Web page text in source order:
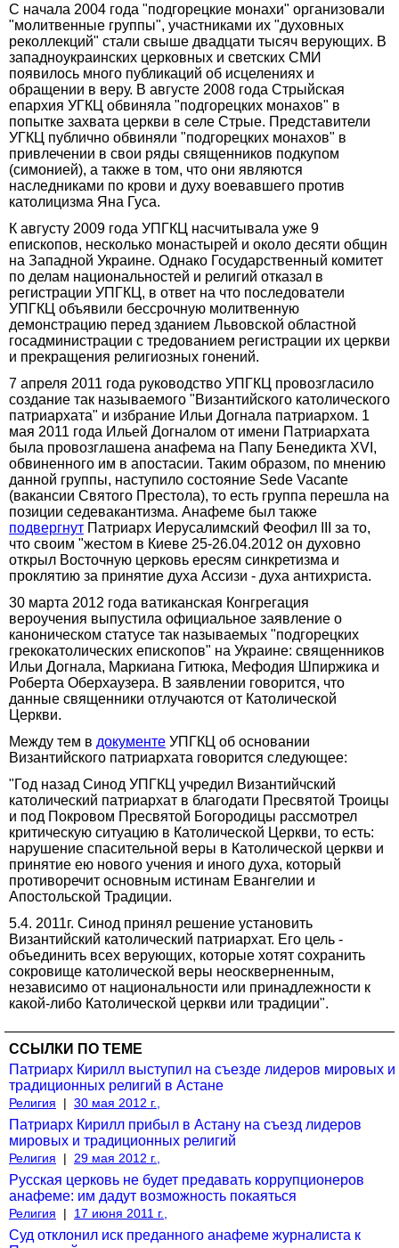
С начала 2004 года "подгорецкие монахи" организовали
"молитвенные группы", участниками их "духовных
реколлекций" стали свыше двадцати тысяч верующих. В
западноукраинских церковных и светских СМИ
появилось много публикаций об исцелениях и
обращении в веру. В августе 2008 года Стрыйская
епархия УГКЦ обвиняла "подгорецких монахов" в
попытке захвата церкви в селе Стрые. Представители
УГКЦ публично обвиняли "подгорецких монахов" в
привлечении в свои ряды священников подкупом
(симонией), а также в том, что они являются
наследниками по крови и духу воевавшего против
католицизма Яна Гуса.
К августу 2009 года УПГКЦ насчитывала уже 9
епископов, несколько монастырей и около десяти общин
на Западной Украине. Однако Государственный комитет
по делам национальностей и религий отказал в
регистрации УПГКЦ, в ответ на что последователи
УПГКЦ объявили бессрочную молитвенную
демонстрацию перед зданием Львовской областной
госадминистрации с тредованием регистрации их церкви
и прекращения религиозных гонений.
7 апреля 2011 года руководство УПГКЦ провозгласило
создание так называемого "Византийского католического
патриархата" и избрание Ильи Догнала патриархом. 1
мая 2011 года Ильей Догналом от имени Патриархата
была провозглашена анафема на Папу Бенедикта XVI,
обвиненного им в апостасии. Таким образом, по мнению
данной группы, наступило состояние Sede Vacante
(вакансии Святого Престола), то есть группа перешла на
позиции седевакантизма. Анафеме был также
подвергнут Патриарх Иерусалимский Феофил ІІІ за то,
что своим "жестом в Киеве 25-26.04.2012 он духовно
открыл Восточную церковь ересям синкретизма и
проклятию за принятие духа Ассизи - духа антихриста.
30 марта 2012 года ватиканская Конгрегация
вероучения выпустила официальное заявление о
каноническом статусе так называемых "подгорецких
грекокатолических епископов" на Украине: священников
Ильи Догнала, Маркиана Гитюка, Мефодия Шпиржика и
Роберта Оберхаузера. В заявлении говорится, что
данные священники отлучаются от Католической
Церкви.
Между тем в документе УПГКЦ об основании
Византийского патриархата говорится следующее:
"Год назад Синод УПГКЦ учредил Византийчский
католический патриархат в благодати Пресвятой Троицы
и под Покровом Пресвятой Богородицы рассмотрел
критическую ситуацию в Католической Церкви, то есть:
нарушение спасительной веры в Католической церкви и
принятие ею нового учения и иного духа, который
противоречит основным истинам Евангелии и
Апостольской Традиции.
5.4. 2011г. Синод принял решение установить
Византийский католический патриархат. Его цель -
объединить всех верующих, которые хотят сохранить
сокровище католической веры неоскверненным,
независимо от национальности или принадлежности к
какой-либо Католической церкви или традиции".
ССЫЛКИ ПО ТЕМЕ
Патриарх Кирилл выступил на съезде лидеров мировых и
традиционных религий в Астане
Религия | 30 мая 2012 г.,
Патриарх Кирилл прибыл в Астану на съезд лидеров
мировых и традиционных религий
Религия | 29 мая 2012 г.,
Русская церковь не будет предавать коррупционеров
анафеме: им дадут возможность покаяться
Религия | 17 июня 2011 г.,
Суд отклонил иск преданного анафеме журналиста к